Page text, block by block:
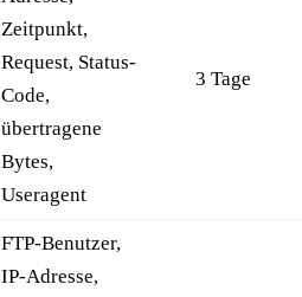
Zeitpunkt,
Request, Status-
Code,
übertragene
Bytes,
Useragent
3 Tage
FTP-Benutzer,
IP-Adresse,